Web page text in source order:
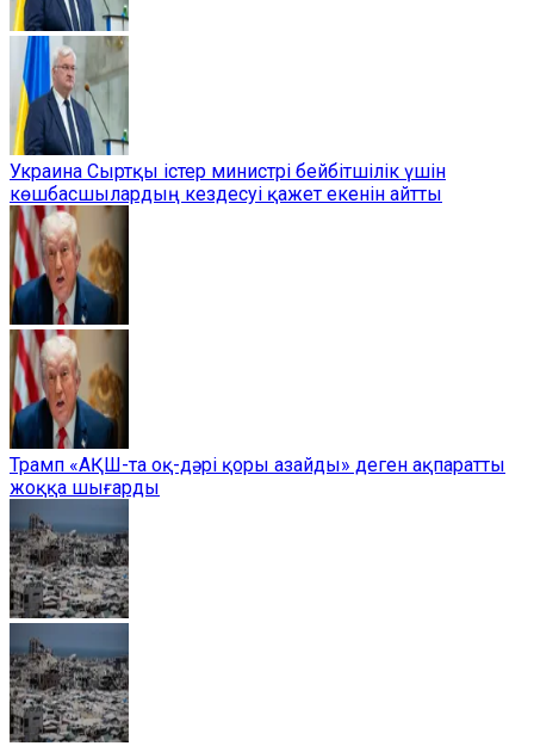
Украина Сыртқы істер министрі бейбітшілік үшін
көшбасшылардың кездесуі қажет екенін айтты
Трамп «АҚШ-та оқ-дәрі қоры азайды» деген ақпаратты
жоққа шығарды